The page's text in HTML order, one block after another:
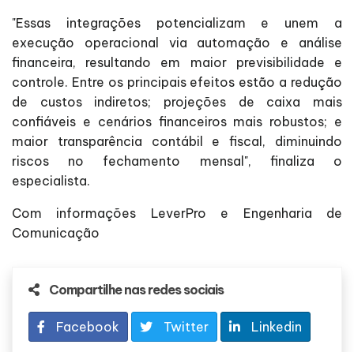
"Essas integrações potencializam e unem a
execução operacional via automação e análise
financeira, resultando em maior previsibilidade e
controle. Entre os principais efeitos estão a redução
de custos indiretos; projeções de caixa mais
confiáveis e cenários financeiros mais robustos; e
maior transparência contábil e fiscal, diminuindo
riscos no fechamento mensal", finaliza o
especialista.
Com informações LeverPro e Engenharia de
Comunicação
Compartilhe nas redes sociais
Facebook Twitter Linkedin